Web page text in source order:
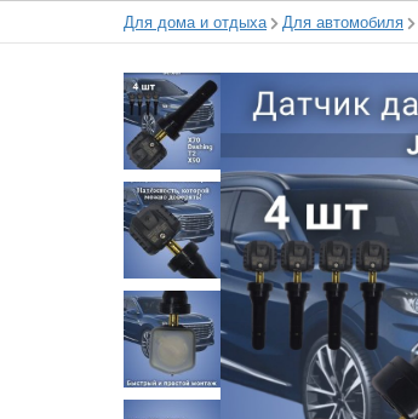
Для дома и отдыха Для автомобиля